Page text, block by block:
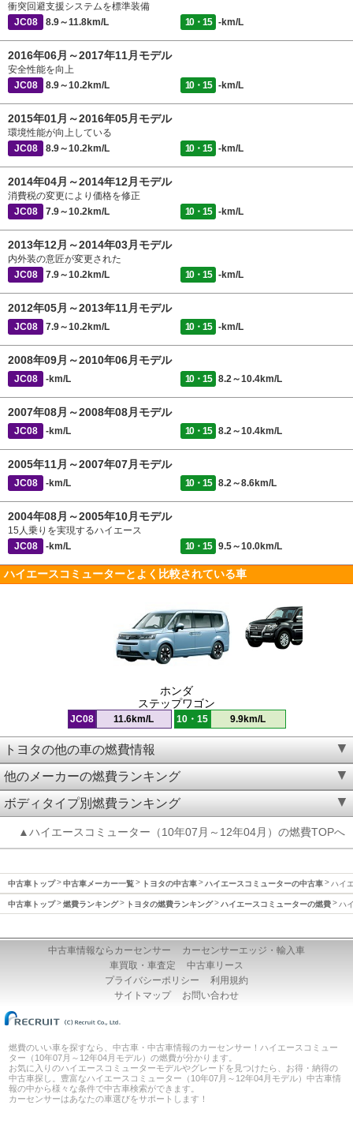
衝突回避支援システムを標準装備
JC08
8.9～11.8km/L 10・15 -km/L
2016年06月～2017年11月モデル
安全性能を向上
JC08
8.9～10.2km/L 10・15 -km/L
2015年01月～2016年05月モデル
環境性能が向上している
JC08
8.9～10.2km/L 10・15 -km/L
2014年04月～2014年12月モデル
消費税の変更により価格を修正
JC08
7.9～10.2km/L 10・15 -km/L
2013年12月～2014年03月モデル
内外装の意匠が変更された
JC08
7.9～10.2km/L 10・15 -km/L
2012年05月～2013年11月モデル
JC08 7.9～10.2km/L 10・15 -km/L
2008年09月～2010年06月モデル
JC08 -km/L 10・15 8.2～10.4km/L
2007年08月～2008年08月モデル
JC08 -km/L 10・15 8.2～10.4km/L
2005年11月～2007年07月モデル
JC08 -km/L 10・15 8.2～8.6km/L
2004年08月～2005年10月モデル
15人乗りを実現するハイエース
JC08
-km/L 10・15 9.5～10.0km/L
ハイエースコミューターとよく比較されている車
ホンダ
ステップワゴン
JC08 11.6km/L 10・15 9.9km/L
トヨタの他の車の燃費情報
他のメーカーの燃費ランキング
ボディタイプ別燃費ランキング
▲ハイエースコミューター（10年07月～12年04月）の燃費TOPへ
中古車トップ 中古車メーカー一覧 トヨタの中古車 ハイエースコミューターの中古車 ハイ
中古車トップ 燃費ランキング トヨタの燃費ランキング ハイエースコミューターの燃費 ハ
中古車情報ならカーセンサー
カーセンサーエッジ・輸入車
車買取・車査定
中古車リース
プライバシーポリシー
利用規約
サイトマップ
お問い合わせ
燃費のいい車を探すなら、中古車・中古車情報のカーセンサー！ハイエースコミュー
ター（10年07月～12年04月モデル）の燃費が分かります。
お気に入りのハイエースコミューターモデルやグレードを見つけたら、お得・納得の
中古車探し。豊富なハイエースコミューター（10年07月～12年04月モデル）中古車情
報の中から様々な条件で中古車検索ができます。
カーセンサーはあなたの車選びをサポートします！